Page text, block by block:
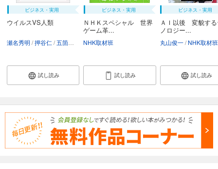
ビジネス・実用
ウイルスVS人類
瀬名秀明 押谷仁 五箇公一 岡部信彦 河岡義裕 大曲貴夫 NHK取材班
試し読み
ビジネス・実用
ＮＨＫスペシャル 世界
ゲーム革...
NHK取材班
試し読み
ビジネス・実用
ＡＩ以後 変貌する
ノロジー...
丸山俊一 NHK取材班
試し読み